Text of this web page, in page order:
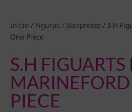
Inicio / Figuras / Banpresto / S.H
One Piece
S.H FIGUARTS
PIECE